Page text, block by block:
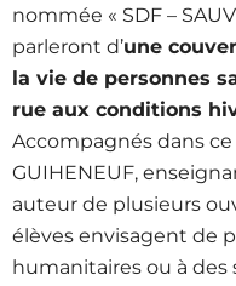
nommée « SDF –
parleront d’une
la vie de personnes
rue aux conditions
Accompagnés dans
GUIHENEUF,
auteur de plusieurs
élèves envisagent de
humanitaires ou à des